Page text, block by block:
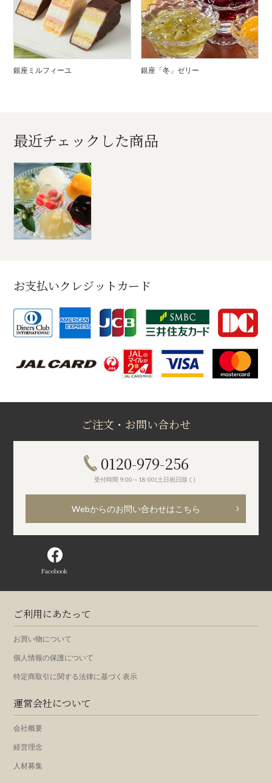
銀座ミルフィーユ 銀座「冬」ゼリー
最近チェックした商品
お支払いクレジットカード
ご注文・お問い合わせ
0120-979-256
受付時間 9:00～18:00(土日祝日除く)
Webからのお問い合わせはこちら
Facebook
ご利用にあたって
お買い物について
個人情報の保護について
特定商取引に関する法律に基づく表示
運営会社について
会社概要
経営理念
人材募集